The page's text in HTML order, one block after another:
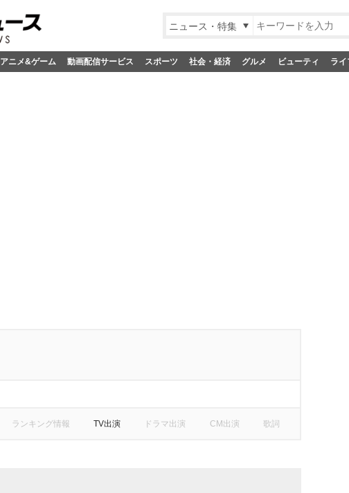
ニュース・特集
アニメ&ゲーム 動画配信サービス スポーツ 社会・経済 グルメ ビューティ ライ
ランキング情報 TV出演 ドラマ出演 CM出演 歌詞